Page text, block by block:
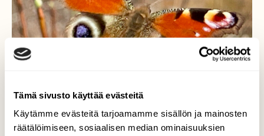
Tämä sivusto käyttää evästeitä
Käytämme evästeitä tarjoamamme sisällön ja mainosten
räätälöimiseen, sosiaalisen median ominaisuuksien